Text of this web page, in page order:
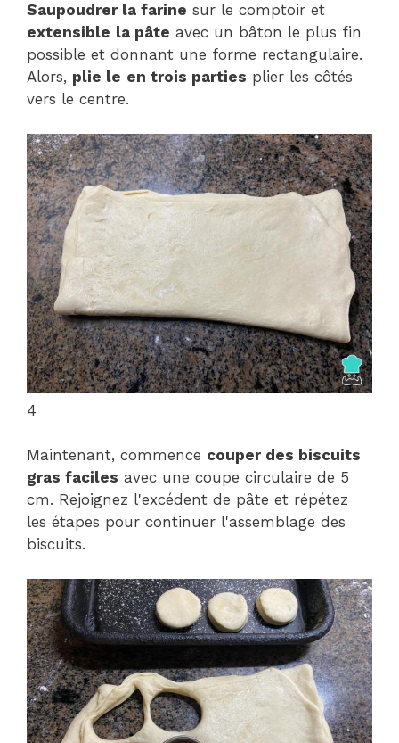
Saupoudrer la farine sur le comptoir et
extensible la pâte avec un bâton le plus fin
possible et donnant une forme rectangulaire.
Alors, plie le en trois parties plier les côtés
vers le centre.
4
Maintenant, commence couper des biscuits
gras faciles avec une coupe circulaire de 5
cm. Rejoignez l'excédent de pâte et répétez
les étapes pour continuer l'assemblage des
biscuits.